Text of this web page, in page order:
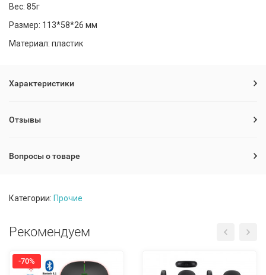
Вес: 85г
Размер: 113*58*26 мм
Материал: пластик
Характеристики
Отзывы
Вопросы о товаре
Категории: Прочие
Рекомендуем
-70%